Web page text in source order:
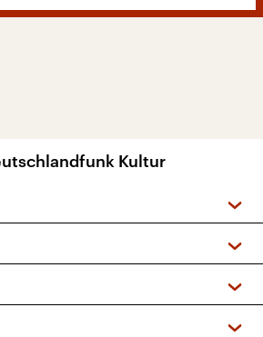
Kultur
Podcasts
Kinderprogramm
+ DAB+)